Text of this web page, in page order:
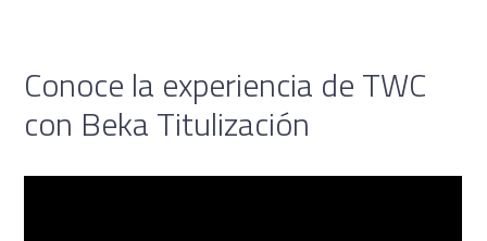
Conoce la experiencia de TWC
con Beka Titulización